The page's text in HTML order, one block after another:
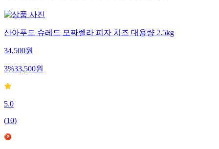
산아푸드 슈레드 모짜렐라 피자 치즈 대용량 2.5kg
34,500원
3%33,500원
5.0
(10)